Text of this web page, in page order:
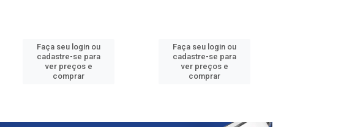
Faça seu login ou
cadastre-se para
ver preços e
comprar
Faça seu login ou
cadastre-se para
ver preços e
comprar